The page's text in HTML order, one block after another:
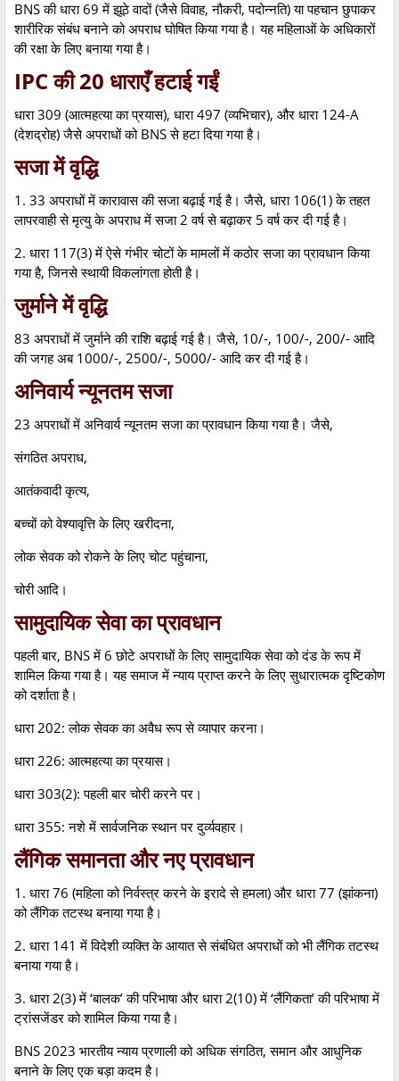
BNS की धारा 69 में झूठे वादों (जैसे विवाह, नौकरी, पदोन्नति) या पहचान छुपाकर
शारीरिक संबंध बनाने को अपराध घोषित किया गया है। यह महिलाओं के अधिकारों
की रक्षा के लिए बनाया गया है।
IPC की 20 धाराएँ हटाई गईं
धारा 309 (आत्महत्या का प्रयास), धारा 497 (व्यभिचार), और धारा 124-A
(देशद्रोह) जैसे अपराधों को BNS से हटा दिया गया है।
सजा में वृद्धि
1. 33 अपराधों में कारावास की सजा बढ़ाई गई है। जैसे, धारा 106(1) के तहत
लापरवाही से मृत्यु के अपराध में सजा 2 वर्ष से बढ़ाकर 5 वर्ष कर दी गई है।
2. धारा 117(3) में ऐसे गंभीर चोटों के मामलों में कठोर सजा का प्रावधान किया
गया है, जिनसे स्थायी विकलांगता होती है।
जुर्माने में वृद्धि
83 अपराधों में जुर्माने की राशि बढ़ाई गई है। जैसे, 10/-, 100/-, 200/- आदि
की जगह अब 1000/-, 2500/-, 5000/- आदि कर दी गई है।
अनिवार्य न्यूनतम सजा
23 अपराधों में अनिवार्य न्यूनतम सजा का प्रावधान किया गया है। जैसे,
संगठित अपराध,
आतंकवादी कृत्य,
बच्चों को वेश्यावृत्ति के लिए खरीदना,
लोक सेवक को रोकने के लिए चोट पहुंचाना,
चोरी आदि।
सामुदायिक सेवा का प्रावधान
पहली बार, BNS में 6 छोटे अपराधों के लिए सामुदायिक सेवा को दंड के रूप में
शामिल किया गया है। यह समाज में न्याय प्राप्त करने के लिए सुधारात्मक दृष्टिकोण
को दर्शाता है।
धारा 202: लोक सेवक का अवैध रूप से व्यापार करना।
धारा 226: आत्महत्या का प्रयास।
धारा 303(2): पहली बार चोरी करने पर।
धारा 355: नशे में सार्वजनिक स्थान पर दुर्व्यवहार।
लैंगिक समानता और नए प्रावधान
1. धारा 76 (महिला को निर्वस्त्र करने के इरादे से हमला) और धारा 77 (झांकना)
को लैंगिक तटस्थ बनाया गया है।
2. धारा 141 में विदेशी व्यक्ति के आयात से संबंधित अपराधों को भी लैंगिक तटस्थ
बनाया गया है।
3. धारा 2(3) में ‘बालक’ की परिभाषा और धारा 2(10) में ‘लैंगिकता’ की परिभाषा में
ट्रांसजेंडर को शामिल किया गया है।
BNS 2023 भारतीय न्याय प्रणाली को अधिक संगठित, समान और आधुनिक
बनाने के लिए एक बड़ा कदम है।